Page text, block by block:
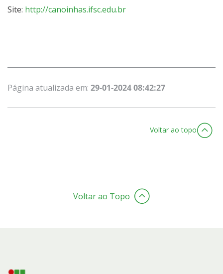
Site: http://canoinhas.ifsc.edu.br
Página atualizada em: 29-01-2024 08:42:27
Voltar ao topo
Voltar ao Topo